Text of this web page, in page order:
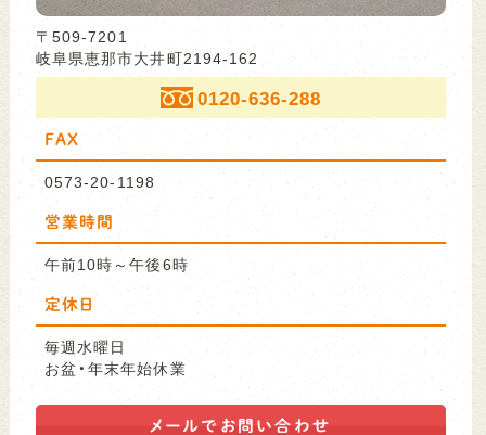
〒509-7201
岐阜県恵那市大井町2194-162
0120-636-288
FAX
0573-20-1198
営業時間
午前10時～午後6時
定休日
毎週水曜日
お盆・年末年始休業
メールで お問い合わせ